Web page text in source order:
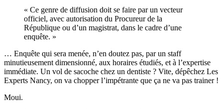
« Ce genre de diffusion doit se faire par un vecteur
officiel, avec autorisation du Procureur de la
République ou d’un magistrat, dans le cadre d’une
enquête. »
… Enquête qui sera menée, n’en doutez pas, par un staff
minutieusement dimensionné, aux horaires étudiés, et à l’expertise
immédiate. Un vol de sacoche chez un dentiste ? Vite, dépêchez Les
Experts Nancy, on va chopper l’impétrante que ça ne va pas trainer !
Moui.